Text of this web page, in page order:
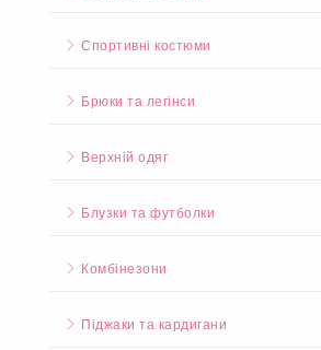
Спортивні костюми
Брюки та легінси
Верхній одяг
Блузки та футболки
Комбінезони
Піджаки та кардигани